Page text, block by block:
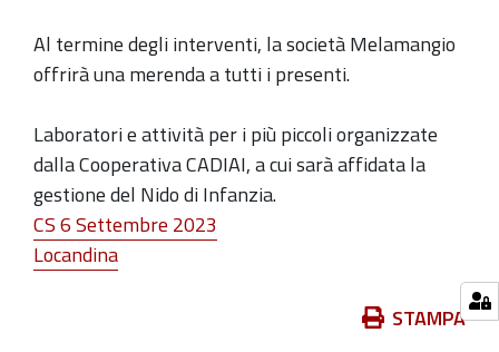
Al termine degli interventi, la società Melamangio
offrirà una merenda a tutti i presenti.
Laboratori e attività per i più piccoli organizzate
dalla Cooperativa CADIAI, a cui sarà affidata la
gestione del Nido di Infanzia.
CS 6 Settembre 2023
Locandina
STAMPA